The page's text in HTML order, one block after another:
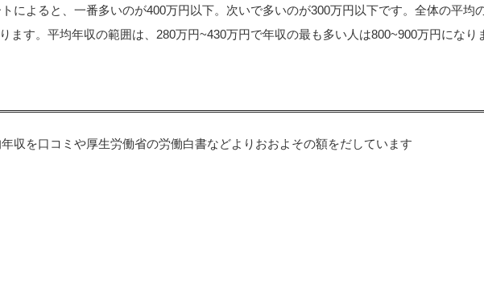
によると、一番多いのが400万円以下。次いで多いのが300万円以下です。全体の平均
ます。平均年収の範囲は、280万円~430万円で年収の最も多い人は800~900万円になり
収を口コミや厚生労働省の労働白書などよりおおよその額をだしています